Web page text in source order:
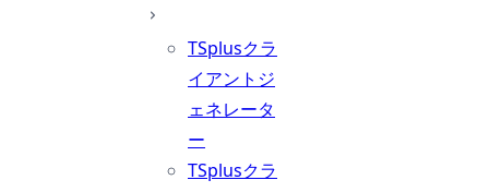
TSplusクラ
イアントジ
ェネレータ
ー
TSplusクラ